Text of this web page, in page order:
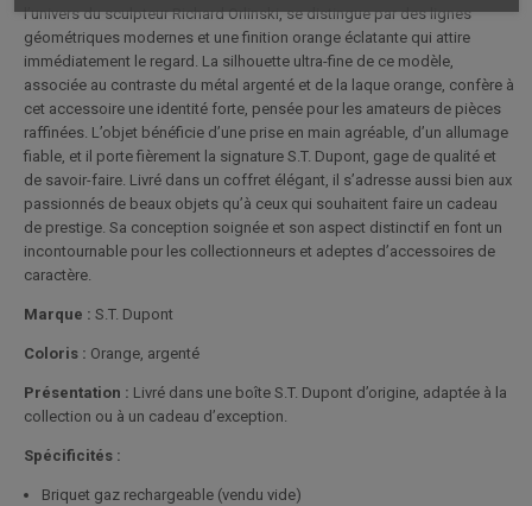
l’univers du sculpteur Richard Orlinski, se distingue par des lignes
géométriques modernes et une finition orange éclatante qui attire
immédiatement le regard. La silhouette ultra-fine de ce modèle,
associée au contraste du métal argenté et de la laque orange, confère à
cet accessoire une identité forte, pensée pour les amateurs de pièces
raffinées. L’objet bénéficie d’une prise en main agréable, d’un allumage
fiable, et il porte fièrement la signature S.T. Dupont, gage de qualité et
de savoir-faire. Livré dans un coffret élégant, il s’adresse aussi bien aux
passionnés de beaux objets qu’à ceux qui souhaitent faire un cadeau
de prestige. Sa conception soignée et son aspect distinctif en font un
incontournable pour les collectionneurs et adeptes d’accessoires de
caractère.
Marque : S.T. Dupont
Coloris : Orange, argenté
Présentation : Livré dans une boîte S.T. Dupont d’origine, adaptée à la
collection ou à un cadeau d’exception.
Spécificités :
Briquet gaz rechargeable (vendu vide)